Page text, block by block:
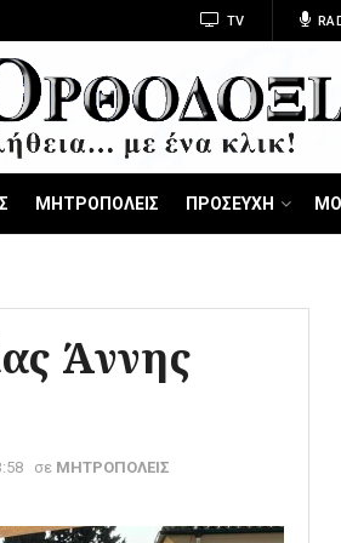
TV
ΜΗΤΡΟΠΟΛΕΙΣ ΠΡΟΣΕΥΧΗ
Άννης
σε ΜΗΤΡΟΠΟΛΕΙΣ